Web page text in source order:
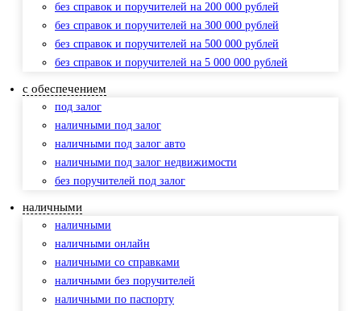
без справок и поручителей на 200 000 рублей
без справок и поручителей на 300 000 рублей
без справок и поручителей на 500 000 рублей
без справок и поручителей на 5 000 000 рублей
с обеспечением
под залог
наличными под залог
наличными под залог авто
наличными под залог недвижимости
без поручителей под залог
наличными
наличными
наличными онлайн
наличными со справками
наличными без поручителей
наличными по паспорту